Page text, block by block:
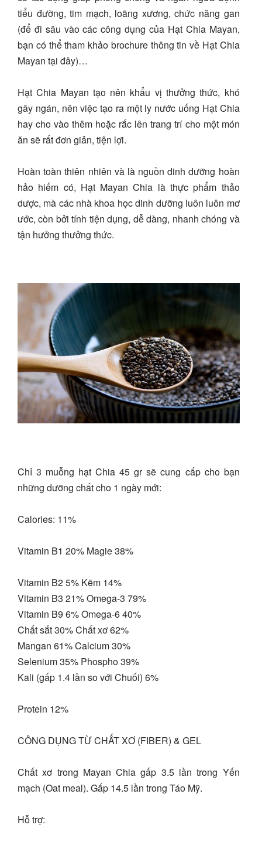
tiểu đường, tim mạch, loãng xương, chức năng gan
(để đi sâu vào các công dụng của Hạt Chia Mayan,
bạn có thể tham khảo brochure thông tin về Hạt Chia
Mayan tại đây)…
Hạt Chia Mayan tạo nên khẩu vị thưởng thức, khó
gây ngán, nên việc tạo ra một ly nước uống Hạt Chia
hay cho vào thêm hoặc rắc lên trang trí cho một món
ăn sẽ rất đơn giản, tiện lợi.
Hoàn toàn thiên nhiên và là nguồn dinh dưỡng hoàn
hảo hiếm có, Hạt Mayan Chia là thực phẩm thảo
dược, mà các nhà khoa học dinh dưỡng luôn luôn mơ
ước, còn bởi tính tiện dụng, dễ dàng, nhanh chóng và
tận hưởng thưởng thức.
Chỉ 3 muỗng hạt Chia 45 gr sẽ cung cấp cho bạn
những dưỡng chất cho 1 ngày mới:
Calories: 11%
Vitamin B1 20% Magie 38%
Vitamin B2 5% Kẽm 14%
Vitamin B3 21% Omega-3 79%
Vitamin B9 6% Omega-6 40%
Chất sắt 30% Chất xơ 62%
Mangan 61% Calcium 30%
Selenium 35% Phospho 39%
Kali (gấp 1.4 lần so với Chuối) 6%
Protein 12%
CÔNG DỤNG TỪ CHẤT XƠ (FIBER) & GEL
Chất xơ trong Mayan Chia gấp 3.5 lần trong Yến
mạch (Oat meal). Gấp 14.5 lần trong Táo Mỹ.
Hỗ trợ: